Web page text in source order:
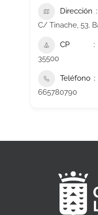
Dirección
C/ Tinache, 53.
CP
35500
Teléfono
665780790